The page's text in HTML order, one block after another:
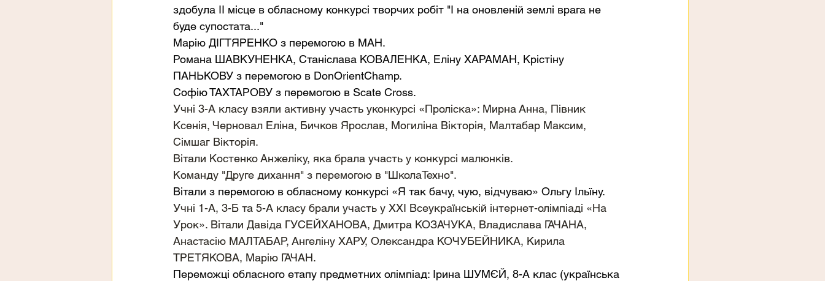
здобула ІІ місце в обласному конкурсі творчих робіт "І на оновленій землі врага не
буде супостата..."
Марію ДІГТЯРЕНКО з перемогою в МАН.
Романа ШАВКУНЕНКА, Станіслава КОВАЛЕНКА, Еліну ХАРАМАН, Крістіну
ПАНЬКОВУ з перемогою в DonOrientChamp.
Софію ТАХТАРОВУ з перемогою в Scate Cross.
Учні 3-А класу взяли активну участь уконкурсі «Проліска»: Мирна Анна, Півник
Ксенія, Черновал Еліна, Бичков Ярослав, Могиліна Вікторія, Малтабар Максим,
Сімшаг Вікторія.
Вітали Костенко Анжеліку, яка брала участь у конкурсі малюнків.
Команду "Друге дихання" з перемогою в "ШколаТехно".
Вітали з перемогою в обласному конкурсі «Я так бачу, чую, відчуваю» Ольгу Ільїну.
Учні 1-А, 3-Б та 5-А класу брали участь у XXI Всеукраїнській інтернет-олімпіаді «На
Урок». Вітали Давіда ГУСЕЙХАНОВА, Дмитра КОЗАЧУКА, Владислава ГАЧАНА,
Анастасію МАЛТАБАР, Ангеліну ХАРУ, Олександра КОЧУБЕЙНИКА, Кирила
ТРЕТЯКОВА, Марію ГАЧАН.
Переможці обласного етапу предметних олімпіад: Ірина ШУМЄЙ, 8-А клас (українська